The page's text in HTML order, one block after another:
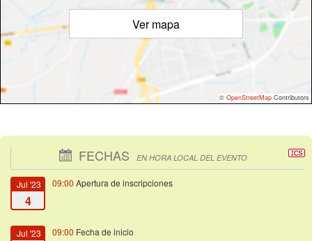
Ver mapa
© OpenStreetMap Contributors
FECHAS EN HORA LOCAL DEL EVENTO
Jul '23
4
09:00 Apertura de inscripciones
Jul '23 09:00 Fecha de inicio